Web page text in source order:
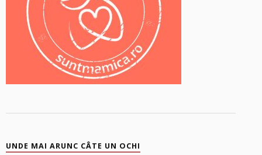
UNDE MAI ARUNC CÂTE UN OCHI